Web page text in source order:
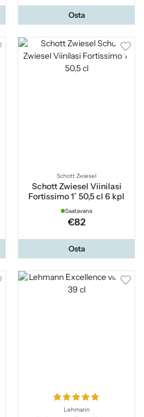
Osta
Schott Zwiesel
Schott Zwiesel Viinilasi
Fortissimo 1´ 50,5 cl 6 kpl
Saatavana
€82
Osta
Lehmann